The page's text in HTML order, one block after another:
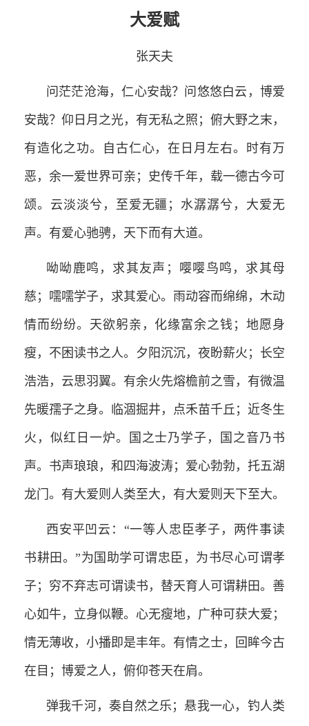
大爱赋
张天夫
问茫茫沧海，仁心安哉？问悠悠白云，博爱
安哉？仰日月之光，有无私之照；俯大野之末，
有造化之功。自古仁心，在日月左右。时有万
恶，余一爱世界可亲；史传千年，载一德古今可
颂。云淡淡兮，至爱无疆；水潺潺兮，大爱无
声。有爱心驰骋，天下而有大道。
呦呦鹿鸣，求其友声；嘤嘤鸟鸣，求其母
慈；嚅嚅学子，求其爱心。雨动容而绵绵，木动
情而纷纷。天欲躬亲，化缘富余之钱；地愿身
瘦，不困读书之人。夕阳沉沉，夜盼薪火；长空
浩浩，云思羽翼。有余火先熔檐前之雪，有微温
先暖孺子之身。临涸掘井，点禾苗千丘；近冬生
火，似红日一炉。国之士乃学子，国之音乃书
声。书声琅琅，和四海波涛；爱心勃勃，托五湖
龙门。有大爱则人类至大，有大爱则天下至大。
西安平凹云：“一等人忠臣孝子，两件事读
书耕田。”为国助学可谓忠臣，为书尽心可谓孝
子；穷不弃志可谓读书，替天育人可谓耕田。善
心如牛，立身似鞭。心无瘦地，广种可获大爱；
情无薄收，小播即是丰年。有情之士，回眸今古
在目；博爱之人，俯仰苍天在肩。
弹我千河，奏自然之乐；悬我一心，钓人类